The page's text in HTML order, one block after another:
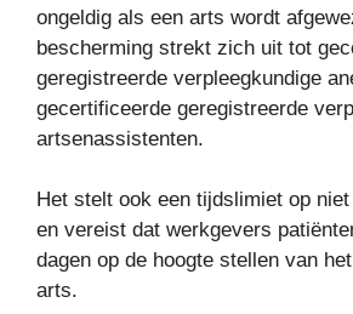
ongeldig als een arts wordt
bescherming strekt zich uit tot
geregistreerde verpleegkundige
gecertificeerde geregistreerde
artsenassistenten.
Het stelt ook een tijdslimiet op
en vereist dat werkgevers
dagen op de hoogte stellen van
arts.